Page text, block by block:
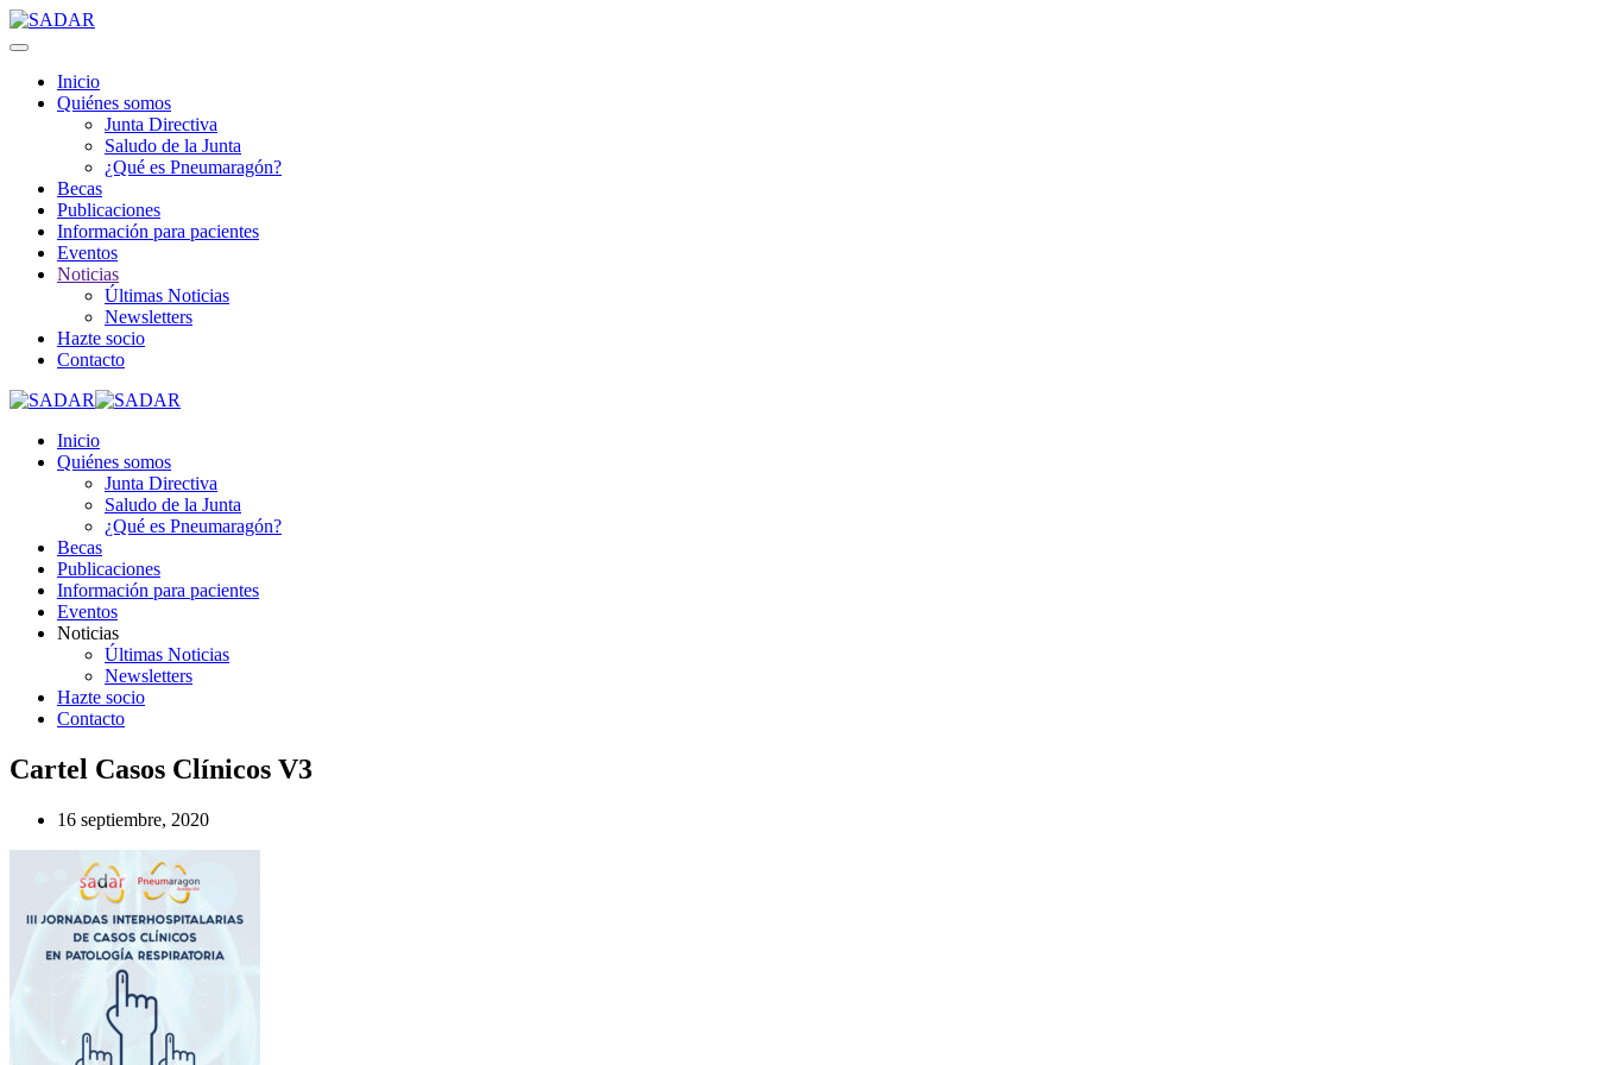
Inicio
Quiénes somos
Junta Directiva
Saludo de la Junta
¿Qué es Pneumaragón?
Becas
Publicaciones
Información para pacientes
Eventos
Noticias
Últimas Noticias
Newsletters
Hazte socio
Contacto
Inicio
Quiénes somos
Junta Directiva
Saludo de la Junta
¿Qué es Pneumaragón?
Becas
Publicaciones
Información para pacientes
Eventos
Noticias
Últimas Noticias
Newsletters
Hazte socio
Contacto
Cartel Casos Clínicos V3
16 septiembre, 2020